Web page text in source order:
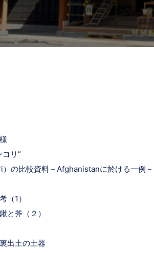
リ”
の比較資料－Afghanistanに於ける一例－
（1）
と斧（２）
出土の土器